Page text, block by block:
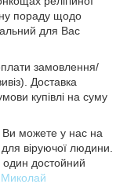
пораду щодо
для Вас
замовлення/
Доставка
купівлі на суму
Ви можете у нас на
віруючої людини.
достойний
Миколай